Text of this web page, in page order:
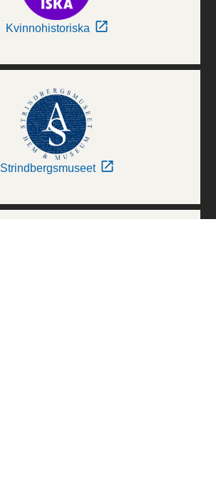
Kvinnohistoriska
Strindbergsmuseet